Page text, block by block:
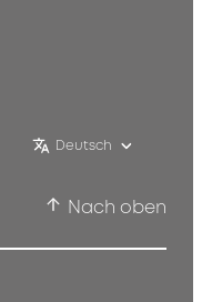
Deutsch
Nach oben